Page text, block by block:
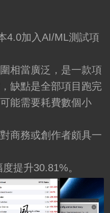
4.0加入AI/ML測試項
相當廣泛，是一款項
缺點是全部項目跑完
能需要耗費數個小
商務或創作者頗具一
提升30.81%。